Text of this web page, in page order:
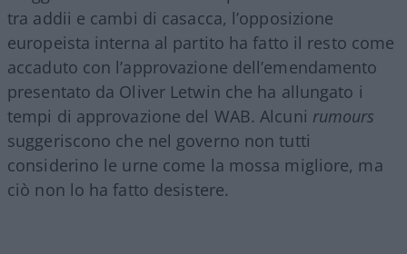
tra addii e cambi di casacca, l’opposizione
europeista interna al partito ha fatto il resto come
accaduto con l’approvazione dell’emendamento
presentato da Oliver Letwin che ha allungato i
tempi di approvazione del WAB. Alcuni rumours
suggeriscono che nel governo non tutti
considerino le urne come la mossa migliore, ma
ciò non lo ha fatto desistere.